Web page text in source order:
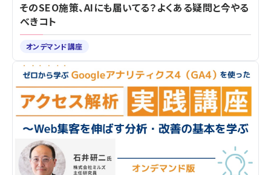
そのSEO施策、AIにも届いてる？よくある疑問と今やる
べきコト
オンデマンド講座